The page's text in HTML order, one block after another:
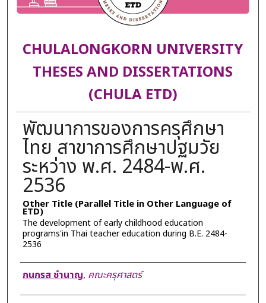
CHULALONGKORN UNIVERSITY
THESES AND DISSERTATIONS
(CHULA ETD)
พัฒนาการของการครุศึกษา
ไทย สาขาการศึกษาปฐมวัย
ระหว่าง พ.ศ. 2484-พ.ศ.
2536
Other Title (Parallel Title in Other Language of
ETD)
The development of early childhood education
programs'in Thai teacher education during B.E. 2484-
2536
Author
กนกรส ชำนาญ, คณะครุศาสตร์